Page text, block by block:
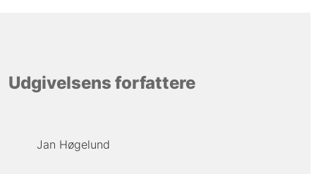
Udgivelsens forfattere
Jan Høgelund